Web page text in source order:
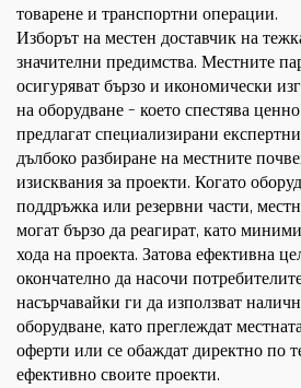
товарене и транспортни операции.
Изборът на местен доставчик на
значителни предимства. Местните
осигуряват бързо и икономически
на оборудване – което спестява
предлагат специализирани
дълбоко разбиране на местните
изисквания за проекти. Когато
поддръжка или резервни части,
могат бързо да реагират, като
хода на проекта. Затова ефективна
окончателно да насочи
насърчавайки ги да използват
оборудване, като преглеждат
оферти или се обаждат директно по
ефективно своите проекти.